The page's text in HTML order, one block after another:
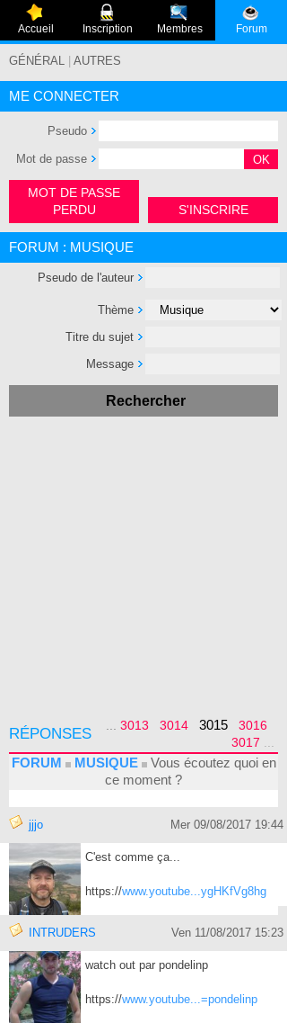
Accueil Inscription Membres Forum
GÉNÉRAL AUTRES
ME CONNECTER
Pseudo
Mot de passe
MOT DE PASSE
PERDU
S'INSCRIRE
FORUM : MUSIQUE
Pseudo de l'auteur
Thème
Titre du sujet
Message
RÉPONSES 3013 3014 3015
3016
3017
FORUM MUSIQUE Vous écoutez quoi en
ce moment ?
jjjo Mer 09/08/2017 19:44
C'est comme ça...
https://www.youtube...ygHKfVg8hg
INTRUDERS Ven 11/08/2017 15:23
watch out par pondelinp
https://www.youtube...=pondelinp